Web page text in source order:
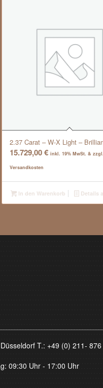
2.37 Carat – W-X Light –
15.729,00€ inkl. 19% MwSt. & zzgl.
Versandkosten
In den Warenkorb Details
T.: +49 (0) 211-
09:30 Uhr - 17:00 Uhr